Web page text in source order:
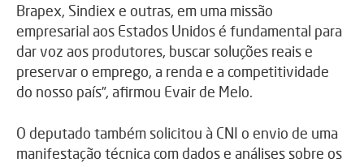
Brapex, Sindiex e outras, em uma missão
empresarial aos Estados Unidos é fundamental para
dar voz aos produtores, buscar soluções reais e
preservar o emprego, a renda e a competitividade
do nosso país”, afirmou Evair de Melo.
O deputado também solicitou à CNI o envio de uma
manifestação técnica com dados e análises sobre os